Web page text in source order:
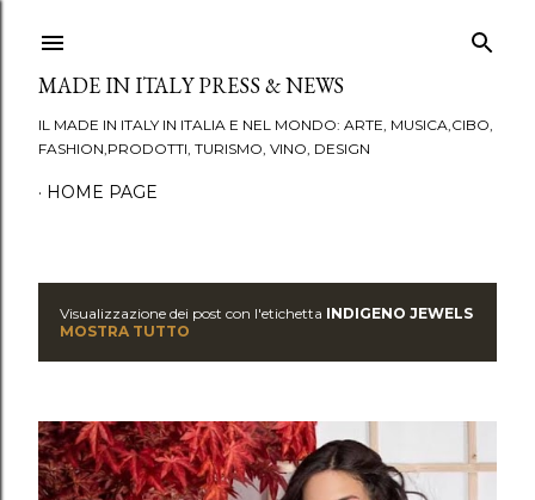
MADE IN ITALY PRESS & NEWS
IL MADE IN ITALY IN ITALIA E NEL MONDO: ARTE, MUSICA,CIBO,
FASHION,PRODOTTI, TURISMO, VINO, DESIGN
HOME PAGE
s
t
Visualizzazione dei post con l'etichetta INDIGENO JEWELS
MOSTRA TUTTO